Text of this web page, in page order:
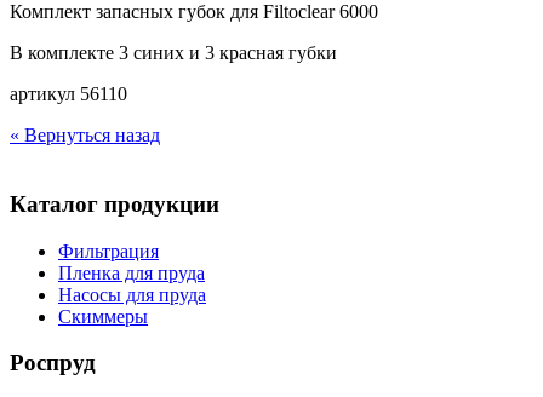
Комплект запасных губок для Filtoclear 6000
В комплекте 3 синих и 3 красная губки
артикул 56110
« Вернуться назад
Каталог продукции
Фильтрация
Пленка для пруда
Насосы для пруда
Скиммеры
Роспруд